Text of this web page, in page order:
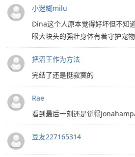
小迷糊milu
Dina这个人原本觉得好坏但不知
眼大块头的强壮身体有着守护宠
把沼王作为方法
完结了还是挺寂寞的
Rae
看到最后一刻还是觉得
豆友227165314